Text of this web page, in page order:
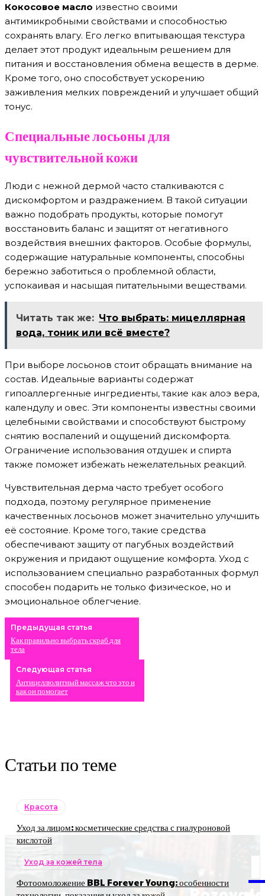
Кокосовое масло известно своими
антимикробными свойствами и способностью
сохранять влагу. Его легко впитывающая текстура
делает этот продукт идеальным решением для
питания и восстановления обмена веществ в дерме.
Кроме того, оно способствует ускорению
заживления мелких повреждений и улучшает общий
тонус.
Специальные лосьоны для
чувствительной кожи
Люди с нежной дермой часто сталкиваются с
дискомфортом и раздражением. В такой ситуации
важно подобрать продукты, которые помогут
восстановить баланс и защитят от негативного
воздействия внешних факторов. Особые формулы,
содержащие натуральные компоненты, способны
бережно заботиться о проблемной области,
успокаивая и насыщая питательными веществами.
Читать так же: Что выбрать: мицеллярная
вода, тоник или всё вместе?
При выборе лосьонов стоит обращать внимание на
состав. Идеальные варианты содержат
гипоаллергенные ингредиенты, такие как алоэ вера,
календулу и овес. Эти компоненты известны своими
целебными свойствами и способствуют быстрому
снятию воспалений и ощущений дискомфорта.
Ограничение использования отдушек и спирта
также поможет избежать нежелательных реакций.
Чувствительная дерма часто требует особого
подхода, поэтому регулярное применение
качественных лосьонов может значительно улучшить
её состояние. Кроме того, такие средства
обеспечивают защиту от пагубных воздействий
окружения и придают ощущение комфорта. Уход с
использованием специально разработанных формул
способен подарить не только физическое, но и
эмоциональное облегчение.
Предыдущая статья
Как правильно выбрать скраб для
тела
Следующая статья
Антицеллюлитный массаж что это и
как он помогает
Статьи по теме
Красота
Уход за лицом: косметические средства с гиалуроновой
кислотой
Уход за кожей тела
Фотоомоложение BBL Forever Young: особенности